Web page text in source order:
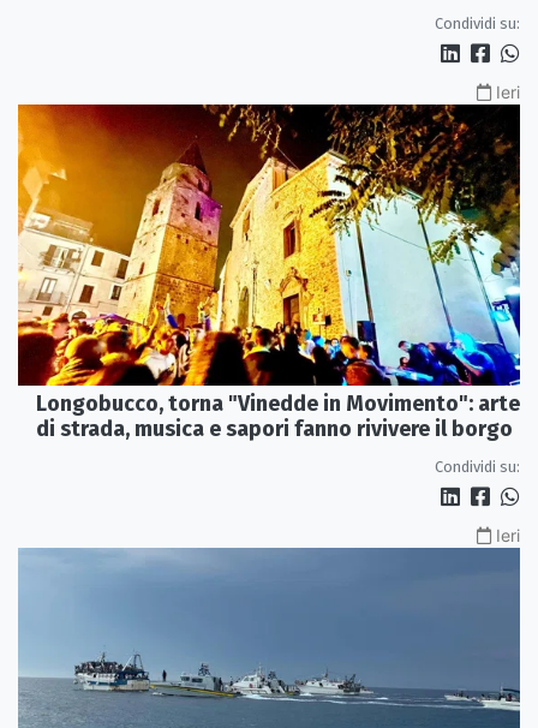
Condividi su:
Ieri
Longobucco, torna "Vinedde in Movimento": arte
di strada, musica e sapori fanno rivivere il borgo
Condividi su:
Ieri